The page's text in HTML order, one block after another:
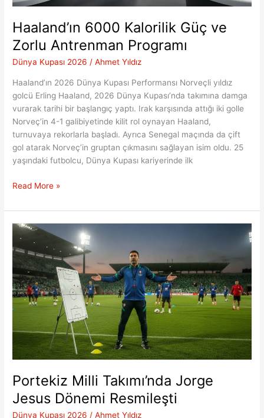
Haaland’ın 6000 Kalorilik Güç ve
Zorlu Antrenman Programı
Dünya Kupası 2026 /Ahmet Yıldız
Haaland’ın 2026 Dünya Kupası Performansı Norveçli yıldız
golcü Erling Haaland, 2026 Dünya Kupası’nda takımına damga
vurarak tarihi bir başlangıç yaptı. Irak karşısında attığı iki golle
Norveç’in 4-1 galibiyetinde kilit rol oynayan Haaland,
turnuvaya rekorlarla başladı. Ayrıca Senegal maçında da çift
gol atarak Norveç’in gruptan çıkmasını sağlayan isim oldu. 25
yaşındaki futbolcu, Dünya Kupası kariyerinde ilk
Haaland’ın
Kalorilik
Güç
ve
Zorlu
Antrenman
Programı
Read More »
Portekiz Milli Takımı’nda Jorge
Jesus Dönemi Resmileşti
Dünya Kupası 2026 /Ahmet Yıldız